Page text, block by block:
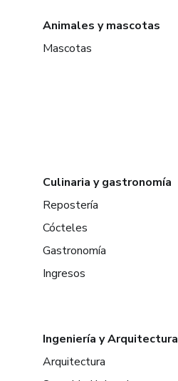
Animales y mascotas
Mascotas
Culinaria y gastronomía
Repostería
Cócteles
Gastronomía
Ingresos
Ingeniería y Arquitectura
Arquitectura